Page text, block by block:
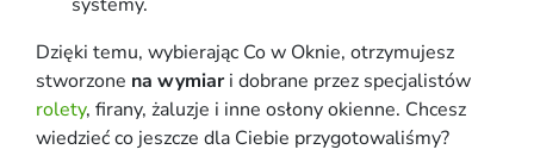
Dzięki temu, wybierając Co w Oknie, otrzymujesz
stworzone na wymiari dobrane przez specjalistów
rolety, firany, żaluzje i inne osłony okienne. Chcesz
wiedzieć co jeszcze dla Ciebie przygotowaliśmy?